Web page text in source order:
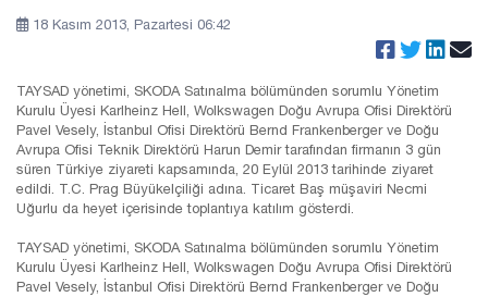
18 Kasım 2013, Pazartesi 06:42
TAYSAD yönetimi, SKODA Satınalma bölümünden sorumlu Yönetim
Kurulu Üyesi Karlheinz Hell, Wolkswagen Doğu Avrupa Ofisi Direktörü
Pavel Vesely, İstanbul Ofisi Direktörü Bernd Frankenberger ve Doğu
Avrupa Ofisi Teknik Direktörü Harun Demir tarafından firmanın 3 gün
süren Türkiye ziyareti kapsamında, 20 Eylül 2013 tarihinde ziyaret
edildi. T.C. Prag Büyükelçiliği adına. Ticaret Baş müşaviri Necmi
Uğurlu da heyet içerisinde toplantıya katılım gösterdi.
TAYSAD yönetimi, SKODA Satınalma bölümünden sorumlu Yönetim
Kurulu Üyesi Karlheinz Hell, Wolkswagen Doğu Avrupa Ofisi Direktörü
Pavel Vesely, İstanbul Ofisi Direktörü Bernd Frankenberger ve Doğu